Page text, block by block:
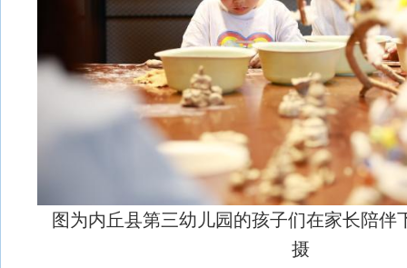
图为内丘县第三幼儿园的孩子们在家长陪
摄